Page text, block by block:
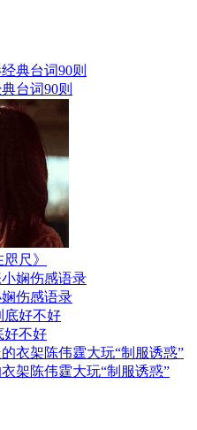
台词90则
尺》
伤感语录
好不好
架陈伟霆大玩“制服诱惑”